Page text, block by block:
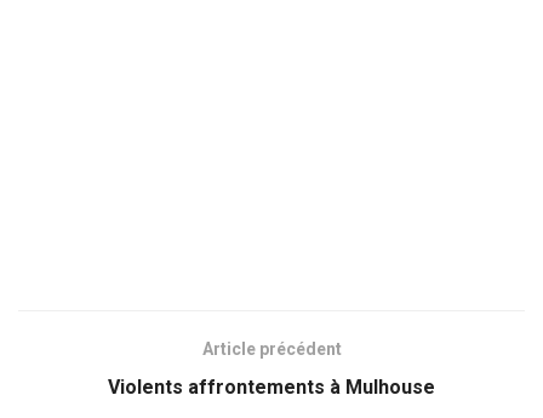
Article précédent
Violents affrontements à Mulhouse